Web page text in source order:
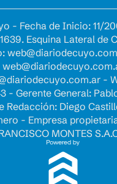
- Fecha de Inicio: 11/
Esquina Lateral de
-
- Gerente General:
Redacción: Diego
- Empresa
MONTES